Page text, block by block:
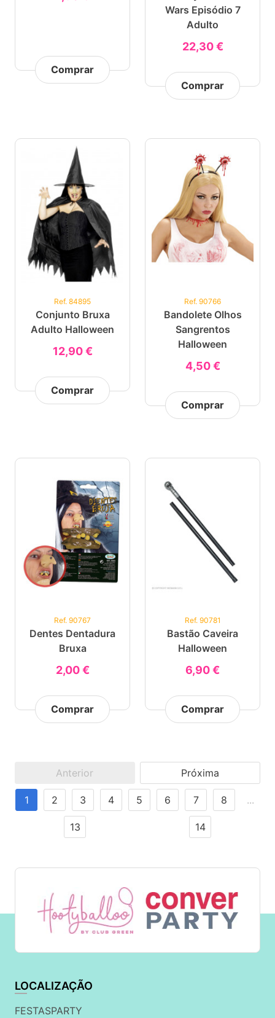
Comprar
Wars Episódio 7
Adulto
22,30 €
Comprar
Ref. 84895
Conjunto Bruxa
Adulto Halloween
12,90 €
Comprar
Ref. 90766
Bandolete Olhos
Sangrentos
Halloween
4,50 €
Comprar
Ref. 90767
Dentes Dentadura
Bruxa
2,00 €
Comprar
Ref. 90781
Bastão Caveira
Halloween
6,90 €
Comprar
Anterior Próxima
1 2 3 4 5 6 7 8 ...
13 14
LOCALIZAÇÃO
FESTASPARTY